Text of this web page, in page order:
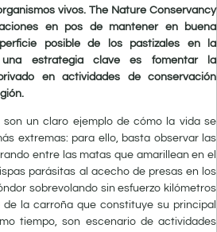
vivos. The Nature Conservancy
en pos de mantener en buena
posible de los pastizales en la
estrategia clave es fomentar la
en actividades de conservación
son un claro ejemplo de cómo la vida se
extremas: para ello, basta observar las
entre las matas que amarillean en el
parásitas al acecho de presas en los
sobrevolando sin esfuerzo kilómetros
la carroña que constituye su principal
tiempo, son escenario de actividades